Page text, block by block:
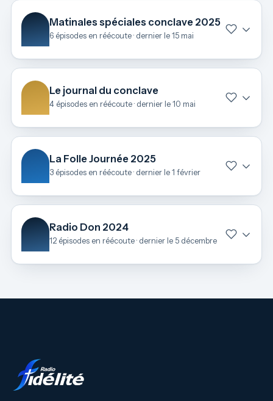
Matinales spéciales conclave 2025
6 épisodes en réécoute · dernier le 15 mai
Le journal du conclave
4 épisodes en réécoute · dernier le 10 mai
La Folle Journée 2025
3 épisodes en réécoute · dernier le 1 février
Radio Don 2024
12 épisodes en réécoute · dernier le 5 décembre